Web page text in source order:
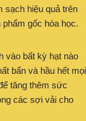
sạch hiệu quả trên
gốc hóa học.
vào bất kỳ hạt nào
bẩn và hầu hết mọi
tăng thêm sức
các sợi vải cho